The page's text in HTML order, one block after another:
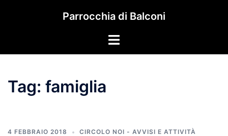
Parrocchia di Balconi
Mostra/Nascondi
Tag: famiglia
4 FEBBRAIO 2018 CIRCOLO NOI - AVVISI E ATTIVITÀ